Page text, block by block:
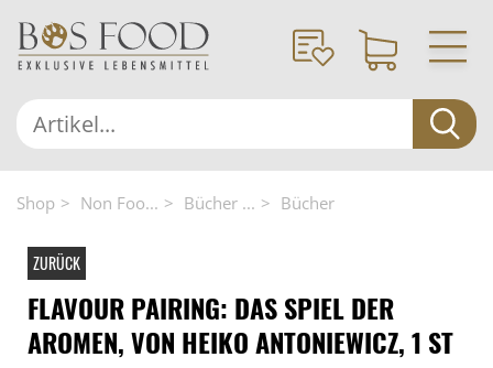
Shop Non Foo... Bücher ... Bücher
ZURÜCK
FLAVOUR PAIRING: DAS SPIEL DER
AROMEN, VON HEIKO ANTONIEWICZ, 1 ST